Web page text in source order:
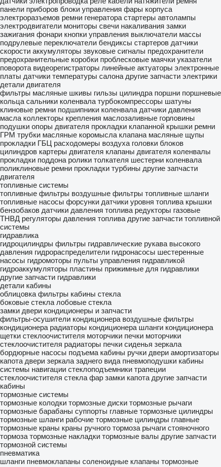
панели приборов блоки управления фары корпуса
электроразъемов ремни генератора стартеры автолампы
электродвигатели мониторы свечи накаливания замки
зажигания фонари кнопки управления выключатели массы
подрулевые переключатели бендиксы стартеров датчики
скорости аккумуляторы звуковые сигналы предохранители
предохранительные коробки проблесковые маячки указатели
поворота видеорегистраторы линейные актуаторы электронные
платы датчики температуры салона другие запчасти электрики
детали двигателя
фильтры масляные шкивы гильзы цилиндра поршни поршневые
кольца сальники коленвала турбокомпрессоры шатуны
клиновые ремни подшипники коленвала датчики давления
масла коллекторы крепления маслозаливные горловины
подушки опоры двигателя прокладки клапанной крышки ремни
ГРМ трубки масляные коромысла клапана масляные щупы
прокладки ГБЦ расходомеры воздуха головки блоков
цилиндров картеры двигателя клапаны двигателя коленвалы
прокладки поддона ролики толкателя шестерни коленвала
поликлиновые ремни прокладки турбины другие запчасти
двигателя
топливные системы
топливные фильтры воздушные фильтры топливные шланги
топливные насосы форсунки датчики уровня топлива крышки
бензобаков датчики давления топлива редукторы газовые
ТНВД регуляторы давления топлива другие запчасти топливной
системы
гидравлика
гидроцилиндры фильтры гидравлические рукава высокого
давления гидрораспределители гидронасосы шестеренные
насосы гидромоторы пульты управления гидравликой
гидроаккумуляторы пластины прижимные для гидравлики
другие запчасти гидравлики
детали кабины
облицовка фильтры кабины стекла
боковые стекла лобовые стекла
замки двери кондиционеры и запчасти
фильтры-осушители кондиционера воздушные фильтры
кондиционера радиаторы кондиционера шланги кондиционера
щетки стеклоочистителя моторчики печки моторчики
стеклоочистителя радиаторы печки сиденья зеркала
бордюрные насосы подъема кабины ручки двери амортизаторы
капота двери зеркала заднего вида пневмоподушки кабины
системы навигации стеклоподъемники трапеции
стеклоочистителя стекла фар замки капота другие запчасти
кабины
тормозные системы
тормозные колодки тормозные диски тормозные рычаги
тормозные барабаны суппорты главные тормозные цилиндры
тормозные шланги рабочие тормозные цилиндры главные
тормозные краны краны ручного тормоза рычаги стояночного
тормоза тормозные накладки тормозные валы другие запчасти
тормозной системы
пневматика
шланги пневмоклапаны соленоидные клапаны тормозные